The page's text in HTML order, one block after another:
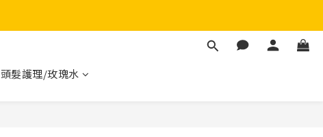
頭髮護理/玫瑰水